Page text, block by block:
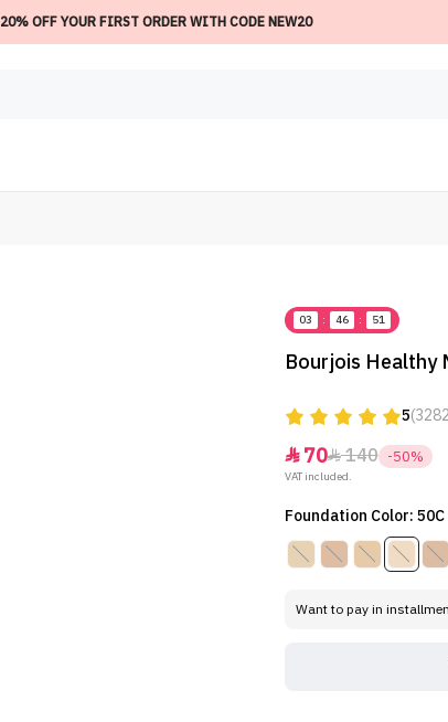
20% OFF YOUR FIRST ORDER WITH CODE NEW20
03 : 46 : 51
Bourjois Healthy
5
70140 -50%
VAT included.
Foundation Color:
Want to pay in